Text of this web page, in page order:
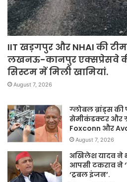
IIT खड़गपुर और NHAI की
लखनऊ-कानपुर एक्सप्रेसवे
सिस्टम में मिली खामियां.
August 7, 2026
ग्लोबल ब्रांड्स
सेमीकंडक्टर और
Foxconn और
August 7, 2026
अखिलेश यादव ने
आपसी टकराव ने
‘ट्रबल इंजन’.